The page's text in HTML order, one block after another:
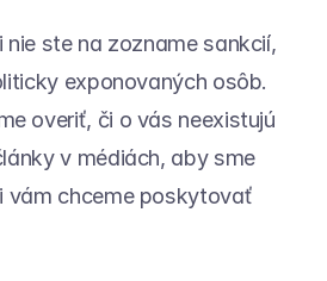
nie ste na zozname sankcií,
exponovaných osôb.
overiť, či o vás neexistujú
v médiách, aby sme
vám chceme poskytovať